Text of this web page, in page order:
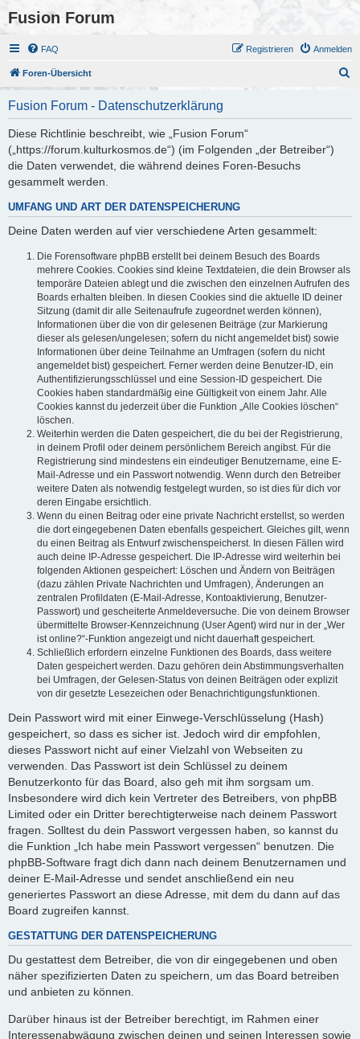
Fusion Forum
FAQ Anmelden
Registrieren
Foren-Übersicht
Fusion Forum - Datenschutzerklärung
Diese Richtlinie beschreibt, wie „Fusion Forum“
(„https://forum.kulturkosmos.de“) (im Folgenden „der Betreiber“)
die Daten verwendet, die während deines Foren-Besuchs
gesammelt werden.
UMFANG UND ART DER DATENSPEICHERUNG
Deine Daten werden auf vier verschiedene Arten gesammelt:
Die Forensoftware phpBB erstellt bei deinem Besuch des Boards
mehrere Cookies. Cookies sind kleine Textdateien, die dein Browser als
temporäre Dateien ablegt und die zwischen den einzelnen Aufrufen des
Boards erhalten bleiben. In diesen Cookies sind die aktuelle ID deiner
Sitzung (damit dir alle Seitenaufrufe zugeordnet werden können),
Informationen über die von dir gelesenen Beiträge (zur Markierung
dieser als gelesen/ungelesen; sofern du nicht angemeldet bist) sowie
Informationen über deine Teilnahme an Umfragen (sofern du nicht
angemeldet bist) gespeichert. Ferner werden deine Benutzer-ID, ein
Authentifizierungsschlüssel und eine Session-ID gespeichert. Die
Cookies haben standardmäßig eine Gültigkeit von einem Jahr. Alle
Cookies kannst du jederzeit über die Funktion „Alle Cookies löschen“
löschen.
Weiterhin werden die Daten gespeichert, die du bei der Registrierung,
in deinem Profil oder deinem persönlichem Bereich angibst. Für die
Registrierung sind mindestens ein eindeutiger Benutzername, eine E-
Mail-Adresse und ein Passwort notwendig. Wenn durch den Betreiber
weitere Daten als notwendig festgelegt wurden, so ist dies für dich vor
deren Eingabe ersichtlich.
Wenn du einen Beitrag oder eine private Nachricht erstellst, so werden
die dort eingegebenen Daten ebenfalls gespeichert. Gleiches gilt, wenn
du einen Beitrag als Entwurf zwischenspeicherst. In diesen Fällen wird
auch deine IP-Adresse gespeichert. Die IP-Adresse wird weiterhin bei
folgenden Aktionen gespeichert: Löschen und Ändern von Beiträgen
(dazu zählen Private Nachrichten und Umfragen), Änderungen an
zentralen Profildaten (E-Mail-Adresse, Kontoaktivierung, Benutzer-
Passwort) und gescheiterte Anmeldeversuche. Die von deinem Browser
übermittelte Browser-Kennzeichnung (User Agent) wird nur in der „Wer
ist online?“-Funktion angezeigt und nicht dauerhaft gespeichert.
Schließlich erfordern einzelne Funktionen des Boards, dass weitere
Daten gespeichert werden. Dazu gehören dein Abstimmungsverhalten
bei Umfragen, der Gelesen-Status von deinen Beiträgen oder explizit
von dir gesetzte Lesezeichen oder Benachrichtigungsfunktionen.
Dein Passwort wird mit einer Einwege-Verschlüsselung (Hash)
gespeichert, so dass es sicher ist. Jedoch wird dir empfohlen,
dieses Passwort nicht auf einer Vielzahl von Webseiten zu
verwenden. Das Passwort ist dein Schlüssel zu deinem
Benutzerkonto für das Board, also geh mit ihm sorgsam um.
Insbesondere wird dich kein Vertreter des Betreibers, von phpBB
Limited oder ein Dritter berechtigterweise nach deinem Passwort
fragen. Solltest du dein Passwort vergessen haben, so kannst du
die Funktion „Ich habe mein Passwort vergessen“ benutzen. Die
phpBB-Software fragt dich dann nach deinem Benutzernamen und
deiner E-Mail-Adresse und sendet anschließend ein neu
generiertes Passwort an diese Adresse, mit dem du dann auf das
Board zugreifen kannst.
GESTATTUNG DER DATENSPEICHERUNG
Du gestattest dem Betreiber, die von dir eingegebenen und oben
näher spezifizierten Daten zu speichern, um das Board betreiben
und anbieten zu können.
Darüber hinaus ist der Betreiber berechtigt, im Rahmen einer
Interessenabwägung zwischen deinen und seinen Interessen sowie